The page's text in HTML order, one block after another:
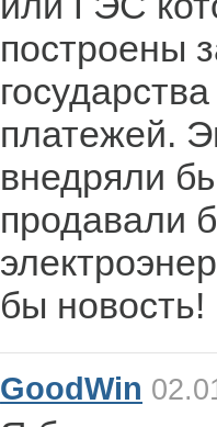
построены
платежей.
внедряли
продавали
бы новость!
GoodWin